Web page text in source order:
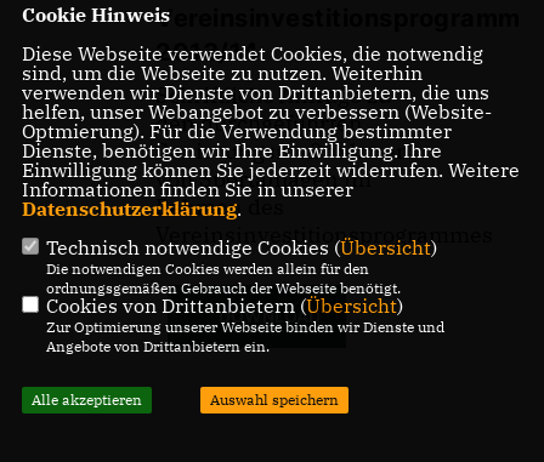
Vereinsinvestitionsprogramm
2013/14
Schriftliche Anfrage zu
den durchgeführten
Sanierungsmaßnahmen
von Sportanlagen im
Rahmen des
Vereinsinvestitionsprogrammes
DOWNLOAD
Cookie Hinweis
Diese Webseite verwendet Cookies, die notwendig
sind, um die Webseite zu nutzen. Weiterhin
verwenden wir Dienste von Drittanbietern, die uns
helfen, unser Webangebot zu verbessern (Website-
Optmierung). Für die Verwendung bestimmter
Dienste, benötigen wir Ihre Einwilligung. Ihre
Einwilligung können Sie jederzeit widerrufen. Weitere
Informationen finden Sie in unserer
Datenschutzerklärung.
Technisch notwendige Cookies (Übersicht)
Die notwendigen Cookies werden allein für den
ordnungsgemäßen Gebrauch der Webseite benötigt.
Cookies von Drittanbietern (Übersicht)
Zur Optimierung unserer Webseite binden wir Dienste und
Angebote von Drittanbietern ein.
Alle akzeptieren Auswahl speichern